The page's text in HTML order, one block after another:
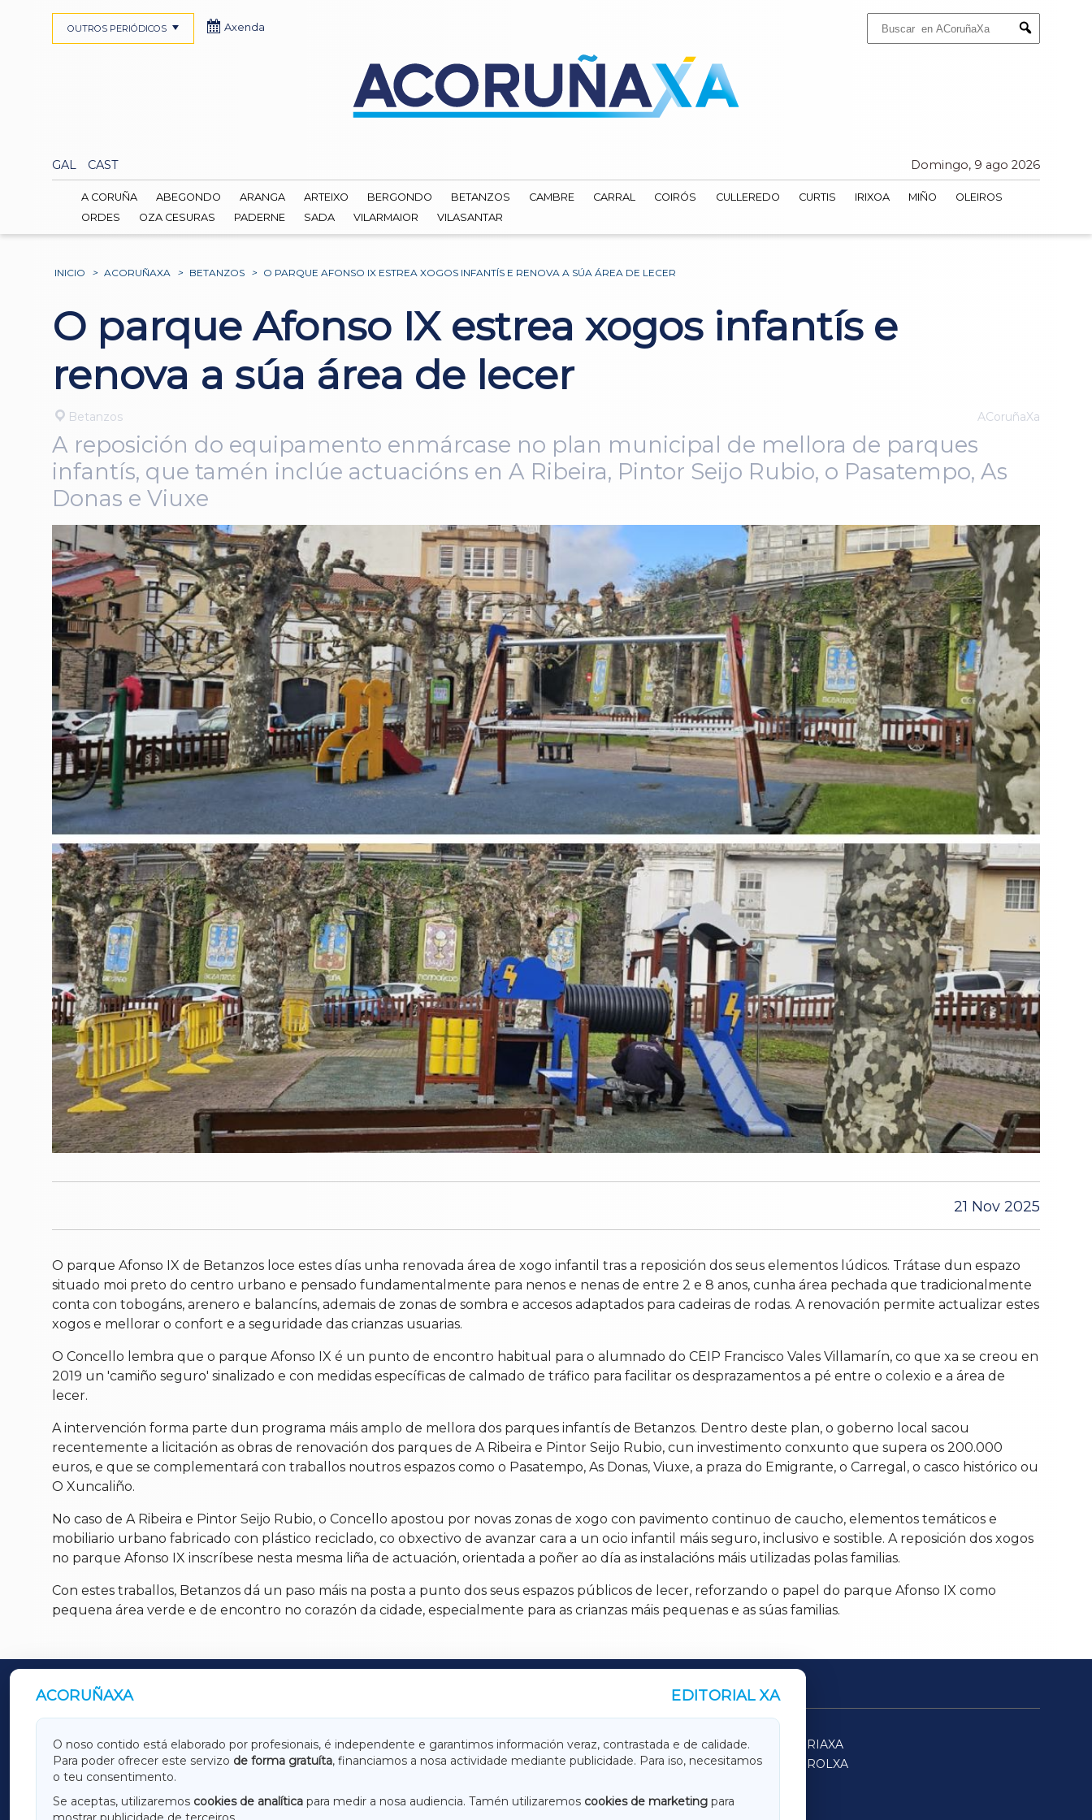
Submit
GAL CAST Domingo, 9 ago 2026
OUTROS PERIÓDICOS Axenda
A CORUÑA ABEGONDO ARANGA ARTEIXO BERGONDO BETANZOS CAMBRE CARRAL COIRÓS CULLEREDO CURTIS IRIXOA MIÑO
OLEIROS
ORDES
OZA CESURAS PADERNE SADA VILARMAIOR VILASANTAR
INICIO > ACORUÑAXA > BETANZOS > O PARQUE AFONSO IX ESTREA XOGOS INFANTÍS E RENOVA A SÚA ÁREA DE LECER
O parque Afonso IX estrea xogos infantís e
renova a súa área de lecer
Betanzos ACoruñaXa
A reposición do equipamento enmárcase no plan municipal de mellora de parques
infantís, que tamén inclúe actuacións en A Ribeira, Pintor Seijo Rubio, o Pasatempo, As
Donas e Viuxe
21 Nov 2025
O parque Afonso IX de Betanzos loce estes días unha renovada área de xogo infantil tras a reposición dos seus elementos lúdicos. Trátase dun espazo
situado moi preto do centro urbano e pensado fundamentalmente para nenos e nenas de entre 2 e 8 anos, cunha área pechada que tradicionalmente
conta con tobogáns, arenero e balancíns, ademais de zonas de sombra e accesos adaptados para cadeiras de rodas. A renovación permite actualizar estes
xogos e mellorar o confort e a seguridade das crianzas usuarias.
O Concello lembra que o parque Afonso IX é un punto de encontro habitual para o alumnado do CEIP Francisco Vales Villamarín, co que xa se creou en
2019 un 'camiño seguro' sinalizado e con medidas específicas de calmado de tráfico para facilitar os desprazamentos a pé entre o colexio e a área de
lecer.
A intervención forma parte dun programa máis amplo de mellora dos parques infantís de Betanzos. Dentro deste plan, o goberno local sacou
recentemente a licitación as obras de renovación dos parques de A Ribeira e Pintor Seijo Rubio, cun investimento conxunto que supera os 200.000
euros, e que se complementará con traballos noutros espazos como o Pasatempo, As Donas, Viuxe, a praza do Emigrante, o Carregal, o casco histórico ou
O Xuncaliño.
No caso de A Ribeira e Pintor Seijo Rubio, o Concello apostou por novas zonas de xogo con pavimento continuo de caucho, elementos temáticos e
mobiliario urbano fabricado con plástico reciclado, co obxectivo de avanzar cara a un ocio infantil máis seguro, inclusivo e sostible. A reposición dos xogos
no parque Afonso IX inscríbese nesta mesma liña de actuación, orientada a poñer ao día as instalacións máis utilizadas polas familias.
Con estes traballos, Betanzos dá un paso máis na posta a punto dos seus espazos públicos de lecer, reforzando o papel do parque Afonso IX como
pequena área verde e de encontro no corazón da cidade, especialmente para as crianzas máis pequenas e as súas familias.
ACORUÑAXA EDITORIAL XA
O noso contido está elaborado por profesionais, é independente e garantimos información veraz, contrastada e de calidade.
Para poder ofrecer este servizo de forma gratuíta, financiamos a nosa actividade mediante publicidade. Para iso, necesitamos
o teu consentimento.
Se aceptas, utilizaremos cookies de analítica para medir a nosa audiencia. Tamén utilizaremos cookies de marketing para
OUTROS PERIÓDICOS
GALICIAXA LUGOXA TERRACHAXA
SARRIAXA
AMARIÑAXA
RIBEIRASACRAXA ACORUÑAXA
FERROLXA
OURENSEXA